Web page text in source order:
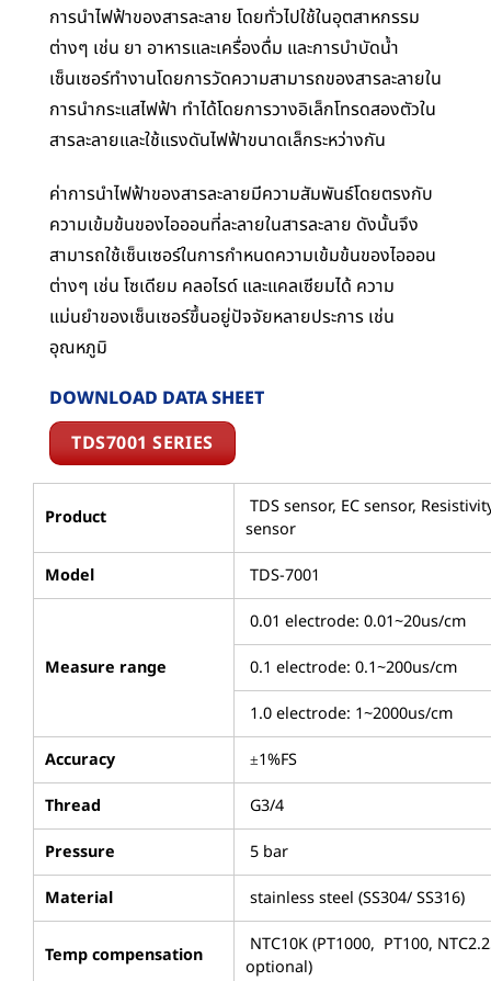
การนำไฟฟ้าของสารละลาย โดยทั่วไปใช้ในอุตสาหกรรม
ต่างๆ เช่น ยา อาหารและเครื่องดื่ม และการบำบัดน้ำ
เซ็นเซอร์ทำงานโดยการวัดความสามารถของสารละลายใน
การนำกระแสไฟฟ้า ทำได้โดยการวางอิเล็กโทรดสองตัวใน
สารละลายและใช้แรงดันไฟฟ้าขนาดเล็กระหว่างกัน
ค่าการนำไฟฟ้าของสารละลายมีความสัมพันธ์โดยตรงกับ
ความเข้มข้นของไอออนที่ละลายในสารละลาย ดังนั้นจึง
สามารถใช้เซ็นเซอร์ในการกำหนดความเข้มข้นของไอออน
ต่างๆ เช่น โซเดียม คลอไรด์ และแคลเซียมได้ ความ
แม่นยำของเซ็นเซอร์ขึ้นอยู่ปัจจัยหลายประการ เช่น
อุณหภูมิ
DOWNLOAD DATA SHEET
TDS7001 SERIES
Product
TDS sensor, EC sensor,
sensor
Model
TDS-7001
Measure range
0.01 electrode: 0.01~20us/cm
0.1 electrode: 0.1~200us/cm
1.0 electrode: 1~2000us/cm
Accuracy
±1%FS
Thread
G3/4
Pressure
5 bar
Material
stainless steel (SS304/ SS316)
Temp compensation
NTC10K (PT1000, PT100,
optional)